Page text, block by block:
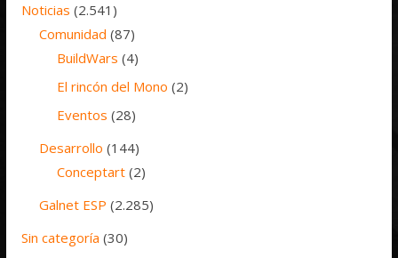
Noticias (2.541)
Comunidad (87)
BuildWars (4)
El rincón del Mono (2)
Eventos (28)
Desarrollo (144)
Conceptart (2)
Galnet ESP (2.285)
Sin categoría (30)